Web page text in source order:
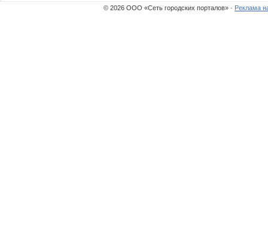
© 2026 ООО «Сеть городских порталов» · Реклама